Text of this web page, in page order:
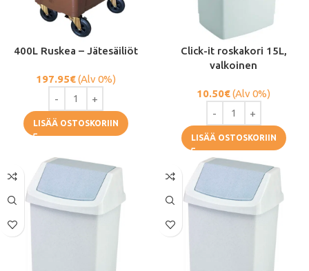
400L Ruskea – Jätesäiliöt
197.95€(Alv 0%)
LISÄÄ OSTOSKORIIN
Click-it roskakori 15L,
valkoinen
10.50€(Alv 0%)
LISÄÄ OSTOSKORIIN